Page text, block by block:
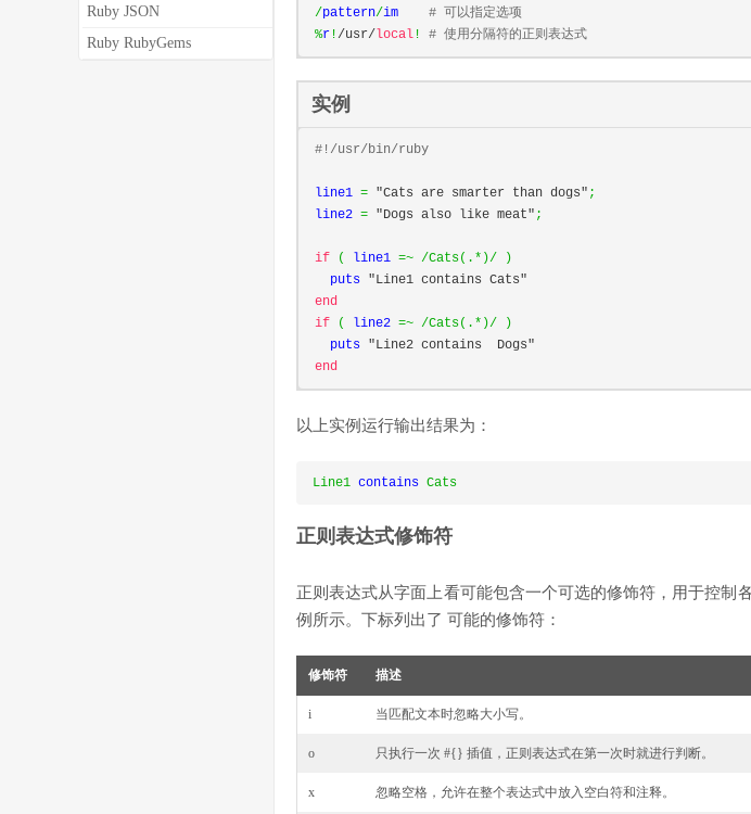
Ruby JSON
Ruby RubyGems
/pattern/im # 可以指定选项
%r ! /usr/ local ! # 使用分隔符的正则表达式
实例
#!/usr/bin/ruby
line1 = "Cats are smarter than dogs" ;
line2 = "Dogs also like meat" ;
if ( line1 =~ /Cats(.*)/
)
  puts
"Line1 contains Cats"
end
if
( line2 =~ /Cats(.*)/
)
  puts
"Line2 contains  Dogs"
end
以上实例运行输出结果为：
Line1 contains Cats
正则表达式修饰符
正则表达式从字面上看可能包含一个可选的修饰符，用于控制
例所示。下标列出了 可能的修饰符：
修饰符 描述
i 当匹配文本时忽略大小写。
o 只执行一次 #{} 插值，正则表达式在第一次时就进行判断。
x 忽略空格，允许在整个表达式中放入空白符和注释。